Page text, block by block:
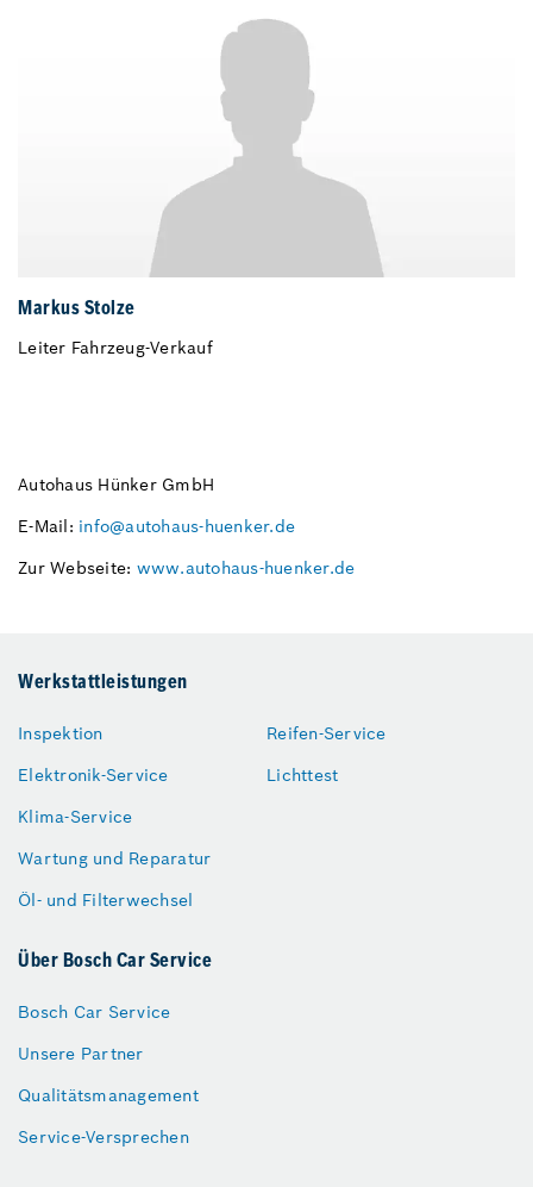
Markus Stolze
Leiter Fahrzeug-Verkauf
Autohaus Hünker GmbH
E-Mail: info@autohaus-huenker.de
Zur Webseite: www.autohaus-huenker.de
Werkstattleistungen
Inspektion
Elektronik-Service
Klima-Service
Wartung und Reparatur
Öl- und Filterwechsel
Reifen-Service
Lichttest
Über Bosch Car Service
Bosch Car Service
Unsere Partner
Qualitätsmanagement
Service-Versprechen